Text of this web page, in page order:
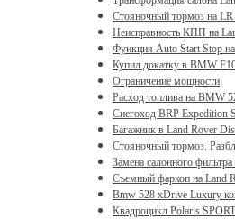
Стояночный тормоз на LR
Неисправность КПП на
Функция Auto Start Stop
Купил докатку в BMW
Ограничение мощности
Расход топлива на BMW
Снегоход BRP Expedition
Багажник в Land Rover
Стояночный тормоз.
Замена салонного фильтра
Съемный фаркоп на Land
Bmw 528 xDrive Luxury
Квадроцикл Polaris